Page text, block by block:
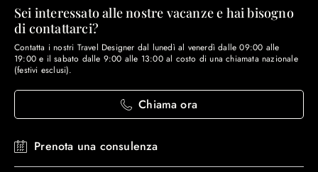
Sei interessato alle nostre vacanze e hai bisogno
di contattarci?
Contatta i nostri Travel Designer dal lunedì al venerdì dalle 09:00 alle
19:00 e il sabato dalle 9:00 alle 13:00 al costo di una chiamata nazionale
(festivi esclusi).
Chiama ora
Prenota una consulenza